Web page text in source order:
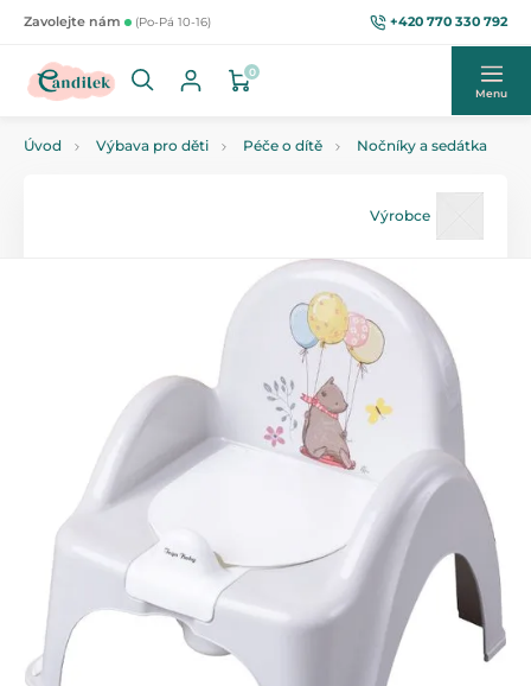
Zavolejte nám (Po-Pá 10-16) +420 770 330 792
0
Menu
Úvod Výbava pro děti Péče o dítě Nočníky a sedátka
Výrobce